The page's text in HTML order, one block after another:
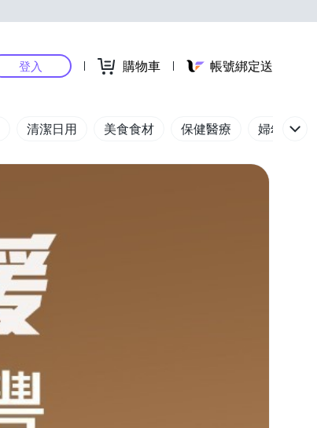
登入 購物車 帳號綁定送
清潔日用 美食食材 保健醫療 婦幼玩具